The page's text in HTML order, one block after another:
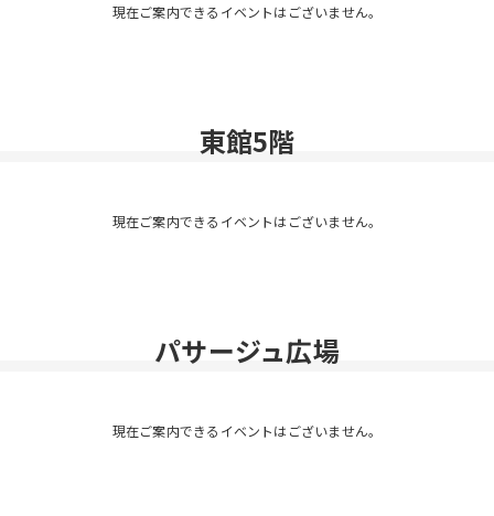
現在ご案内できるイベントはございません。
東館5階
現在ご案内できるイベントはございません。
パサージュ広場
現在ご案内できるイベントはございません。